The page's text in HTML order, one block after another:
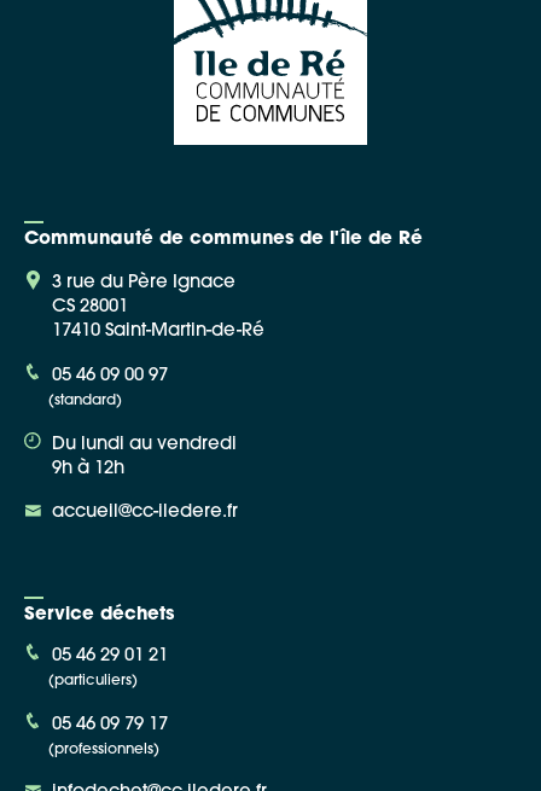
Communauté de communes de l'île de Ré
3 rue du Père Ignace
CS 28001
17410 Saint-Martin-de-Ré
05 46 09 00 97
(standard)
Du lundi au vendredi
9h à 12h
accueil@cc-iledere.fr
Service déchets
05 46 29 01 21
(particuliers)
05 46 09 79 17
(professionnels)
Google Maps
Apple Plans